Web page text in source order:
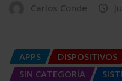
Carlos Conde
APPS DISPOSITIVOS
SIN CATEGORÍA